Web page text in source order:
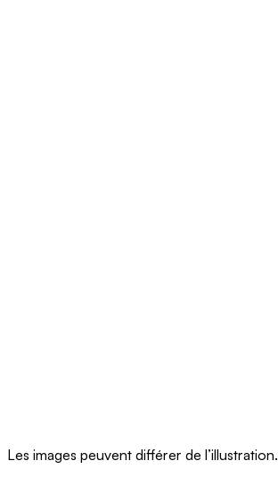
Les images peuvent différer de l’illustration.